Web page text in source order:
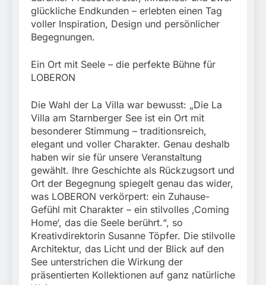
und Einleitung eines
Steuerstrafverfahrens
eingereist/Bundespolizei
stellt Auto sicher
glückliche Endkunden – erlebten einen Tag
voller Inspiration, Design und persönlicher
Begegnungen.
Ein Ort mit Seele – die perfekte Bühne für
LOBERON
Die Wahl der La Villa war bewusst: „Die La
Villa am Starnberger See ist ein Ort mit
besonderer Stimmung – traditionsreich,
elegant und voller Charakter. Genau deshalb
haben wir sie für unsere Veranstaltung
gewählt. Ihre Geschichte als Rückzugsort und
Ort der Begegnung spiegelt genau das wider,
was LOBERON verkörpert: ein Zuhause-
Gefühl mit Charakter – ein stilvolles ‚Coming
Home‘, das die Seele berührt.“, so
Kreativdirektorin Susanne Töpfer. Die stilvolle
Architektur, das Licht und der Blick auf den
See unterstrichen die Wirkung der
präsentierten Kollektionen auf ganz natürliche